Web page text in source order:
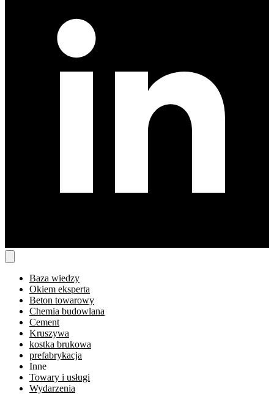
Baza wiedzy
Okiem eksperta
Beton towarowy
Chemia budowlana
Cement
Kruszywa
kostka brukowa
prefabrykacja
Inne
Towary i usługi
Wydarzenia